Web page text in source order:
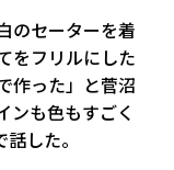
のセーターを着
をフリルにした
作った」と菅沼
ンも色もすごく
した。